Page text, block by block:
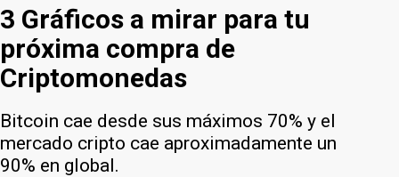
3 Gráficos a mirar para tu
próxima compra de
Criptomonedas
Bitcoin cae desde sus máximos 70% y el
mercado cripto cae aproximadamente un
90% en global.